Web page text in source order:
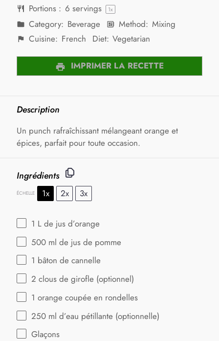
Portions : 6 servings 1x
Category: Beverage Method: Mixing
Cuisine: French Diet: Vegetarian
IMPRIMER LA RECETTE
Description
Un punch rafraîchissant mélangeant orange et
épices, parfait pour toute occasion.
Ingrédients
ÉCHELLE 1x 2x 3x
1 L de jus d’orange
500 ml de jus de pomme
1 bâton de cannelle
2 clous de girofle (optionnel)
1 orange coupée en rondelles
250 ml d’eau pétillante (optionnelle)
Glaçons